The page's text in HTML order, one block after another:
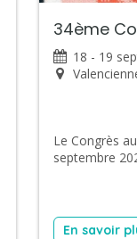
34ème
18 - 19
Le Congrès
septembre
En savoir